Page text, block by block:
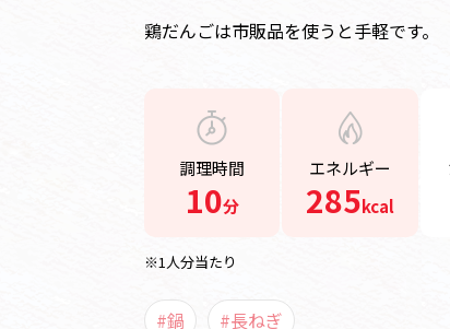
鶏だんごは市販品を使うと手軽です。
調理時間
10分
エネルギー
285kcal
※1人分当たり
#鍋 #長ねぎ